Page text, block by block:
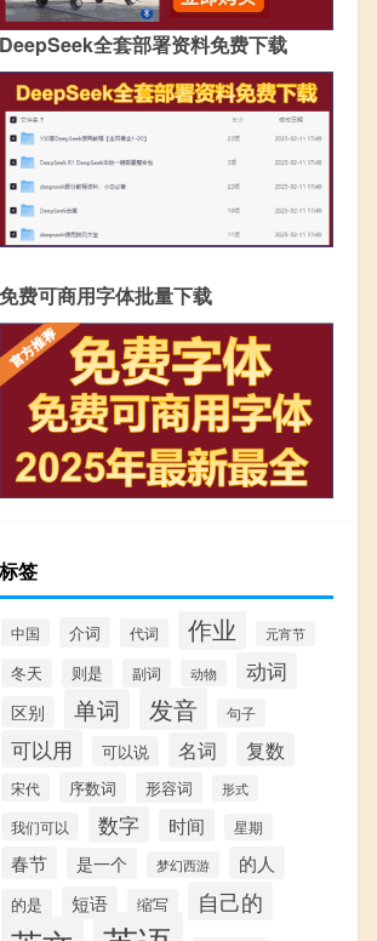
DeepSeek全套部署资料免费下载
免费可商用字体批量下载
标签
中国 介词 代词 作业 元宵节
冬天 则是 副词 动物 动词
区别 单词 发音 句子
可以用 可以说 名词 复数
宋代 序数词 形容词 形式
我们可以 数字 时间 星期
春节 是一个 梦幻西游 的人
的是 短语 缩写 自己的